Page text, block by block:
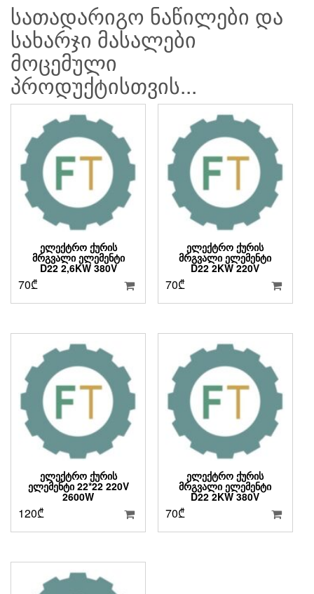
სათადარიგო ნაწილები და
სახარჯი მასალები
მოცემული
პროდუქტისთვის...
ᲔᲚᲔᲥᲢᲠᲝ ᲥᲣᲠᲘᲡ
ᲛᲠᲒᲕᲐᲚᲘ ᲔᲚᲔᲛᲔᲜᲢᲘ
D22 2,6KW 380V
70₾
ᲔᲚᲔᲥᲢᲠᲝ ᲥᲣᲠᲘᲡ
ᲛᲠᲒᲕᲐᲚᲘ ᲔᲚᲔᲛᲔᲜᲢᲘ
D22 2KW 220V
70₾
ᲔᲚᲔᲥᲢᲠᲝ ᲥᲣᲠᲘᲡ
ᲔᲚᲔᲛᲔᲜᲢᲘ 22*22 220V
2600W
120₾
ᲔᲚᲔᲥᲢᲠᲝ ᲥᲣᲠᲘᲡ
ᲛᲠᲒᲕᲐᲚᲘ ᲔᲚᲔᲛᲔᲜᲢᲘ
D22 2KW 380V
70₾